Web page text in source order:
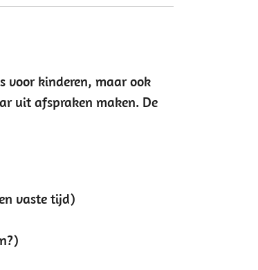
voor kinderen, maar ook
uit afspraken maken. De
vaste tijd)